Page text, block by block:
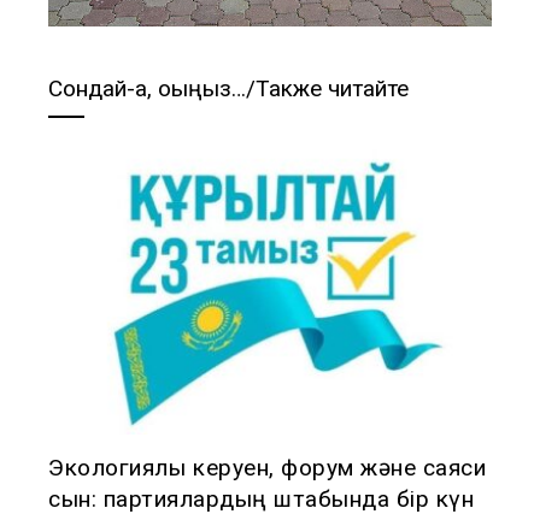
Сондай-ақ, оқыңыз…/Также читайте
Экологиялық керуен, форум және саяси
сын: партиялардың штабында бір күн